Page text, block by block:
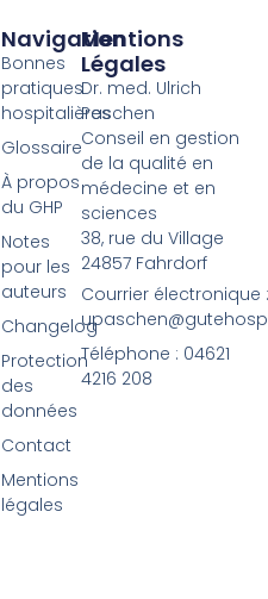
Navigation
Bonnes
pratiques
hospitalières
Glossaire
À propos
du GHP
Notes
pour les
auteurs
Changelog
Protection
des
données
Contact
Mentions
légales
Mentions
Légales
Dr. med. Ulrich
Paschen
Conseil en gestion
de la qualité en
médecine et en
sciences
38, rue du Village
24857 Fahrdorf
Courrier électronique
Téléphone : 04621
4216 208